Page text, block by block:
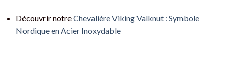
Découvrir notreChevalière Viking Valknut : Symbole
Nordique en Acier Inoxydable